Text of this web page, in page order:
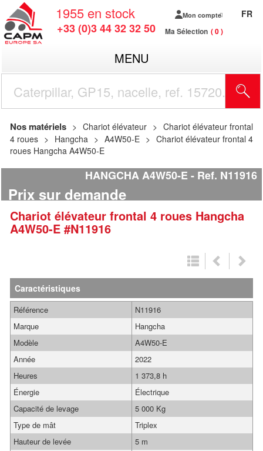
1955 en stock
+33 (0)3 44 32 32 50
Mon compte
Ma Sélection 0
FR
MENU
Nos matériels Chariot élévateur
Chariot élévateur frontal
4 roues
Hangcha A4W50-E
Chariot élévateur frontal 4
roues Hangcha A4W50-E
HANGCHA A4W50-E Ref. N11916
Prix sur demande
Chariot élévateur frontal 4 roues Hangcha
A4W50-E #N11916
Caractéristiques
Référence
N11916
Marque
Hangcha
Modèle
A4W50-E
Année
2022
Heures
1 373,8 h
Énergie
Électrique
Capacité de levage
5 000 Kg
Type de mât
Triplex
Hauteur de levée
5 m